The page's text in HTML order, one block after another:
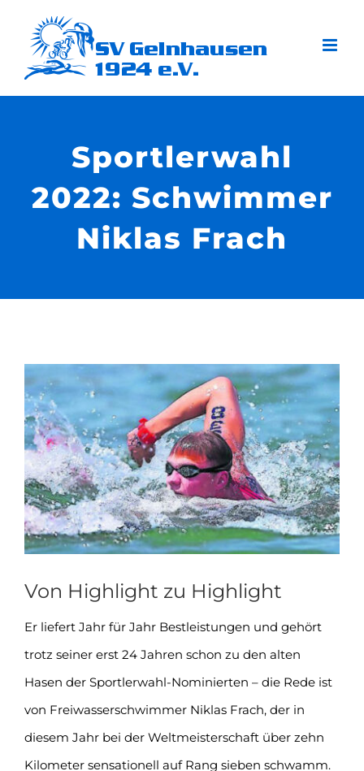
Inhalt
springen
Sportlerwahl
2022: Schwimmer
Niklas Frach
Zeige
grösseres
Bild
Von Highlight zu Highlight
Er liefert Jahr für Jahr Bestleistungen und gehört
trotz seiner erst 24 Jahren schon zu den alten
Hasen der Sportlerwahl-Nominierten – die Rede ist
von Freiwasserschwimmer Niklas Frach, der in
diesem Jahr bei der Weltmeisterschaft über zehn
Kilometer sensationell auf Rang sieben schwamm.